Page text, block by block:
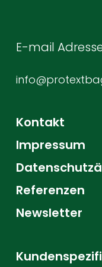
E-mail
Kontakt
Impressum
Referenzen
Newsletter